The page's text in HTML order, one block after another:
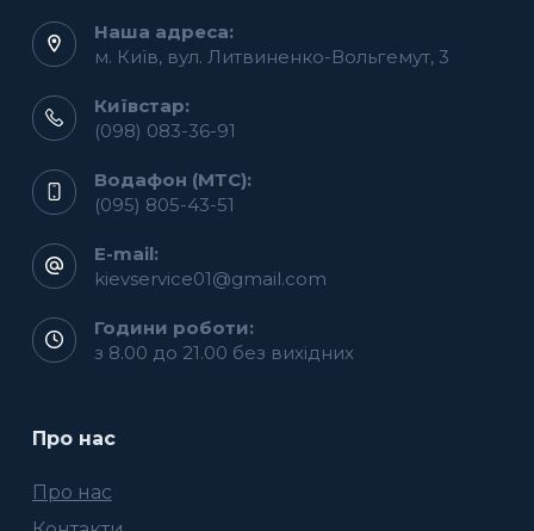
Наша адреса:
м. Київ, вул. Литвиненко-Вольгемут, 3
Київстар:
(098) 083-36-91
Водафон (МТС):
(095) 805-43-51
E-mail:
kievservice01@gmail.com
Години роботи:
з 8.00 до 21.00 без вихідних
Про нас
Про нас